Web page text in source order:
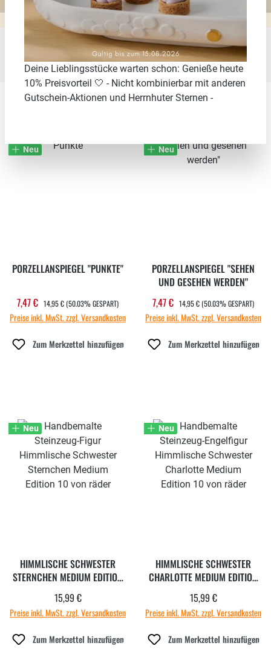
Seite
1 Seite
2 Seite
3 Seite
4 Seite
5
Neu
PORZELLANSPIEGEL "PUNKTE"
Verkaufspreis:
7,47 € REGULÄRER PREIS:
14,95 €(50.03% GESPART)
Preise inkl. MwSt. zzgl. Versandkosten
Zum Merkzettel hinzufügen
Neu
PORZELLANSPIEGEL "SEHEN
UND GESEHEN WERDEN"
Verkaufspreis:
7,47 € REGULÄRER PREIS:
14,95 €(50.03% GESPART)
Preise inkl. MwSt. zzgl. Versandkosten
Zum Merkzettel hinzufügen
Neu
HIMMLISCHE SCHWESTER
STERNCHEN MEDIUM EDITION
Regulärer Preis:
15,99 €
Preise inkl. MwSt. zzgl. Versandkosten
Zum Merkzettel hinzufügen
Neu
HIMMLISCHE SCHWESTER
CHARLOTTE MEDIUM EDITION
Regulärer Preis:
15,99 €
Preise inkl. MwSt. zzgl. Versandkosten
Zum Merkzettel hinzufügen
Deine Lieblingsstücke warten schon: Genieße heute
10% Preisvorteil 🤍 - Nicht kombinierbar mit anderen
Gutschein-Aktionen und Herrnhuter Sternen -